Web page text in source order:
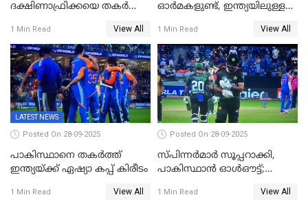
ദക്ഷിണാഫ്രിക്കയെ തകർത്ത്
1 Min Read View All
ഓർമകളുണ്ട്, ഇന്ത്യയിലുള്ള
കാത്തിരിക്കുന്നു; വരവ്
സ്ഥിരീകരിച്ച് മെസി
1 Min Read View All
LATEST NEWS
Posted On 28-09-2025
പാകിസ്ഥാനെ തകർത്ത്
ഇന്ത്യയ്ക്ക് ഏഷ്യാ കപ്പ് കിരീടം
1 Min Read View All
Posted On 28-09-2025
സ്പിന്നർമാർ സൂപ്പറാക്കി,
പാകിസ്ഥാൻ ഓൾഔട്ട്;
വിജയലക്ഷ്യം, കുൽദീപിന് 4
1 Min Read View All